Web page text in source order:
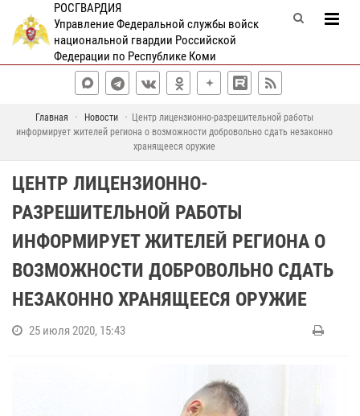
РОСГВАРДИЯ
Управление Федеральной службы войск
национальной гвардии Российской
Федерации по Республике Коми
Главная Новости
Центр лицензионно-разрешительной работы
информирует жителей региона о возможности добровольно сдать незаконно
хранящееся оружие
ЦЕНТР ЛИЦЕНЗИОННО-
РАЗРЕШИТЕЛЬНОЙ РАБОТЫ
ИНФОРМИРУЕТ ЖИТЕЛЕЙ РЕГИОНА О
ВОЗМОЖНОСТИ ДОБРОВОЛЬНО СДАТЬ
НЕЗАКОННО ХРАНЯЩЕЕСЯ ОРУЖИЕ
25 июля 2020, 15:43